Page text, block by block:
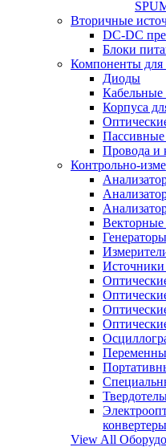
Вторичные
DC-DC
Блоки
Компоненты
Диоды
Кабельные
Корпуса
Провода и
Контрольно-
Векторные
Источники
конвертеры
View All